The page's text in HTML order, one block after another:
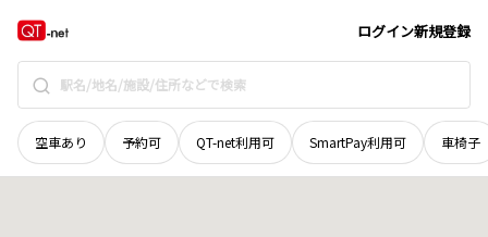
ログイン新規登録
空車あり 予約可 QT-net利用可 SmartPay利用可 車椅子
宮城県